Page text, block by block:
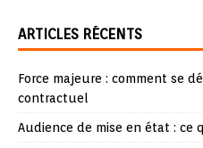
ARTICLES RÉCENTS
Force majeure : comment se
contractuel
Audience de mise en état : ce